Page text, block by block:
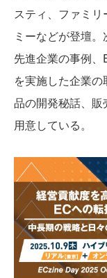
スティ、ファミ
ミーなどが登壇
先進企業の事例
を実施した企業
品の開発秘話、
用意している。